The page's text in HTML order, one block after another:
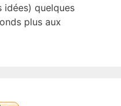
idées) quelques
plus aux